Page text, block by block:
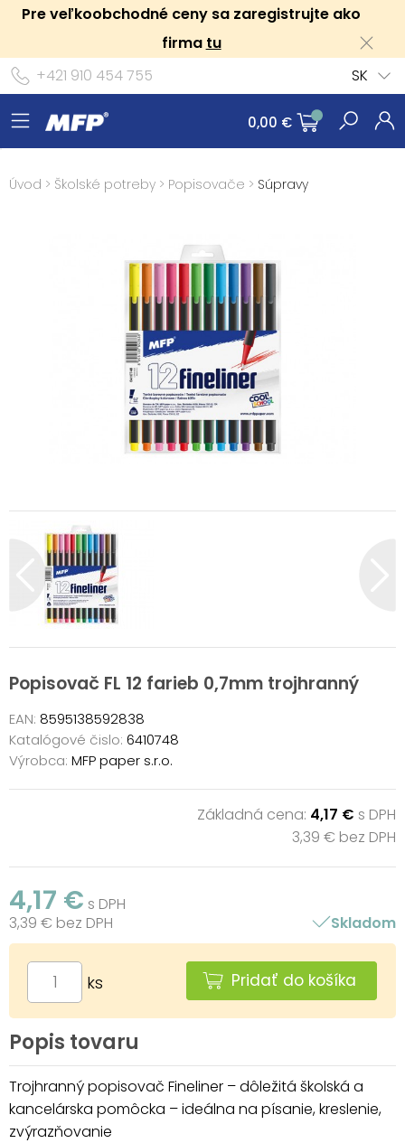
Pre veľkoobchodné ceny sa zaregistrujte ako
firma tu
+421 910 454 755
SK
0,00 €
Úvod > Školské potreby > Popisovače > Súpravy
Popisovač FL 12 farieb 0,7mm trojhranný
EAN: 8595138592838
Katalógové čislo: 6410748
Výrobca: MFP paper s.r.o.
Základná cena: 4,17 € s DPH
3,39 € bez DPH
4,17 € s DPH
3,39 € bez DPH
Skladom
ks Pridať do košíka
Popis tovaru
Trojhranný popisovač Fineliner – dôležitá školská a
kancelárska pomôcka – ideálna na písanie, kreslenie,
zvýrazňovanie